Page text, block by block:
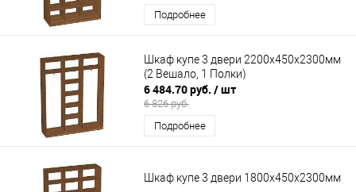
Подробнее
Шкаф купе 3 двери 2200х450х2300мм
(2 Вешало, 1 Полки)
6 484.70 руб. / шт
6 826 руб.
Подробнее
Шкаф купе 3 двери 1800х450х2300мм